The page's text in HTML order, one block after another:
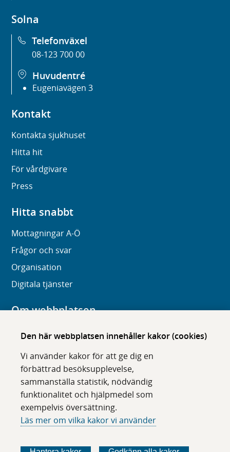
Den här webbplatsen innehåller kakor (cookies)
Vi använder kakor för att ge dig en
förbättrad besöksupplevelse,
sammanställa statistik, nödvändig
funktionalitet och hjälpmedel som
exempelvis översättning.
Läs mer om vilka kakor vi använder
Solna
Telefonväxel
08-123 700 00
Huvudentré
Eugeniavägen 3
Kontakt
Kontakta sjukhuset
Hitta hit
För vårdgivare
Press
Hitta snabbt
Mottagningar A-Ö
Frågor och svar
Organisation
Digitala tjänster
Om webbplatsen
Om karolinska.se
Tillgänglighet
Om cookies
Följ oss i sociala medier
ö
ö
ö